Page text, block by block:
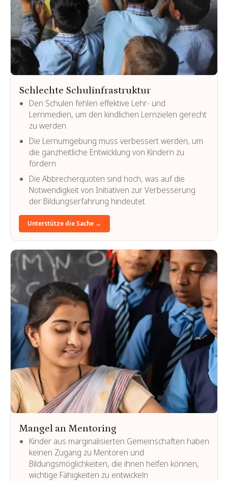
Schlechte Schulinfrastruktur
Den Schulen fehlen effektive Lehr- und
Lernmedien, um den kindlichen Lernzielen gerecht
zu werden
Die Lernumgebung muss verbessert werden, um
die ganzheitliche Entwicklung von Kindern zu
fördern
Die Abbrecherquoten sind hoch, was auf die
Notwendigkeit von Initiativen zur Verbesserung
der Bildungserfahrung hindeutet
Unterstütze die Sache →
Mangel an Mentoring
Kinder aus marginalisierten Gemeinschaften haben
keinen Zugang zu Mentoren und
Bildungsmöglichkeiten, die ihnen helfen können,
wichtige Fähigkeiten zu entwickeln